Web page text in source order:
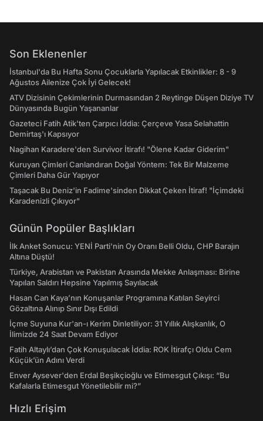
Son Eklenenler
İstanbul'da Bu Hafta Sonu Çocuklarla Yapılacak Etkinlikler: 8 - 9
Ağustos Ailenize Çok İyi Gelecek!
ATV Dizisinin Çekimlerinin Durmasından 2 Reytinge Düşen Diziye TV
Dünyasında Bugün Yaşananlar
Gazeteci Fatih Atik'ten Çarpıcı İddia: Çerçeve Yasa Selahattin
Demirtaş'ı Kapsıyor
Nagihan Karadere'den Survivor İtirafı! "Ölene Kadar Giderim"
Kuruyan Çimleri Canlandıran Doğal Yöntem: Tek Bir Malzeme
Çimleri Daha Gür Yapıyor
Taşacak Bu Deniz'in Fadime'sinden Dikkat Çeken İtiraf! "İçimdeki
Karadenizli Çıkıyor"
Günün Popüler Başlıkları
İlk Anket Sonucu: YENİ Parti'nin Oy Oranı Belli Oldu, CHP Barajın
Altına Düştü!
Türkiye, Arabistan ve Pakistan Arasında Mekke Anlaşması: Birine
Yapılan Saldırı Hepsine Yapılmış Sayılacak
Hasan Can Kaya’nın Konuşanlar Programına Katılan Seyirci
Gözaltına Alınıp Sınır Dışı Edildi
İçme Suyuna Kur'an-ı Kerim Dinletiliyor: 31 Yıllık Alışkanlık, O
İlimizde 24 Saat Devam Ediyor
Fatih Altaylı’dan Çok Konuşulacak İddia: ROK İtirafçı Oldu Cem
Küçük’ün Adını Verdi
Enver Aysever'den Erdal Beşikçioğlu ve Etimesgut Çıkışı: “Bu
Kafalarla Etimesgut Yönetilebilir mi?”
Hızlı Erişim